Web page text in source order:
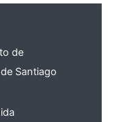
de
Santiago